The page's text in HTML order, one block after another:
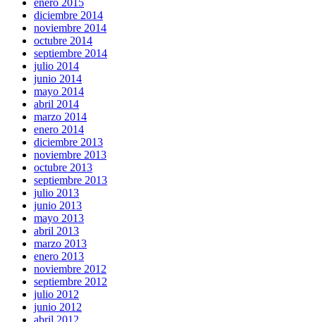
enero 2015
diciembre 2014
noviembre 2014
octubre 2014
septiembre 2014
julio 2014
junio 2014
mayo 2014
abril 2014
marzo 2014
enero 2014
diciembre 2013
noviembre 2013
octubre 2013
septiembre 2013
julio 2013
junio 2013
mayo 2013
abril 2013
marzo 2013
enero 2013
noviembre 2012
septiembre 2012
julio 2012
junio 2012